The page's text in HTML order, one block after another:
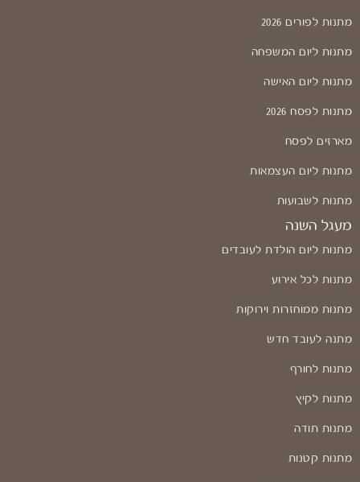
מתנות לפורים 2026
מתנות ליום המשפחה
מתנות ליום האישה
מתנות לפסח 2026
מארזים לפסח
מתנות ליום העצמאות
מתנות לשבועות
מעגל השנה
מתנות ליום הולדת לעובדים
מתנות לכל אירוע
מתנות ממוחזרות וירוקות
מתנה לעובד חדש
מתנות לחורף
מתנות לקיץ
מתנות תודה
מתנות קטנות